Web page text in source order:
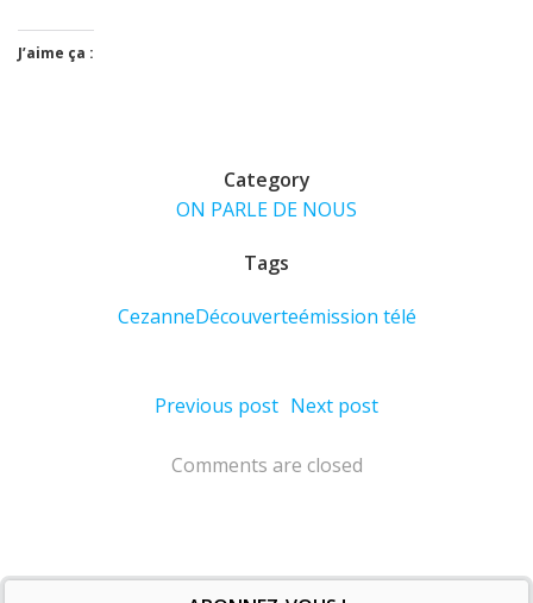
J’aime ça :
Category
ON PARLE DE NOUS
Tags
CezanneDécouverteémission télé
Post
navigation
Previous post Post
navigation
Next post
Comments are closed